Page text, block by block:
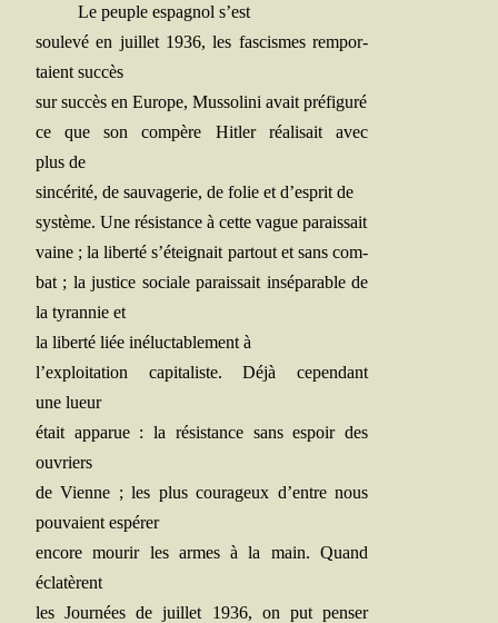
Le peuple espa­gnol s’est
sou­le­vé en juillet 1936, les fas­cismes rem­por­
taient succès
sur suc­cès en Europe, Mus­so­li­ni avait préfiguré
ce que son com­père Hit­ler réa­li­sait avec
plus de
sin­cé­ri­té, de sau­va­ge­rie, de folie et d’esprit de
sys­tème. Une résis­tance à cette vague paraissait
vaine ; la liber­té s’éteignait par­tout et sans com­
bat ; la jus­tice sociale parais­sait insé­pa­rable de
la tyran­nie et
la liber­té liée iné­luc­ta­ble­ment à
l’exploitation capi­ta­liste. Déjà cepen­dant
une lueur
était appa­rue : la résis­tance sans espoir des
ouvriers
de Vienne ; les plus cou­ra­geux d’entre nous
pou­vaient espérer
encore mou­rir les armes à la main. Quand
éclatèrent
les Jour­nées de juillet 1936, on put pen­ser